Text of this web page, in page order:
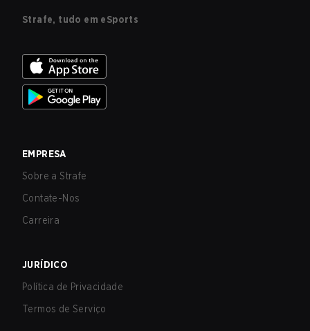
Strafe, tudo em eSports
EMPRESA
Sobre a Strafe
Contate-Nos
Carreira
JURÍDICO
Política de Privacidade
Termos de Serviço